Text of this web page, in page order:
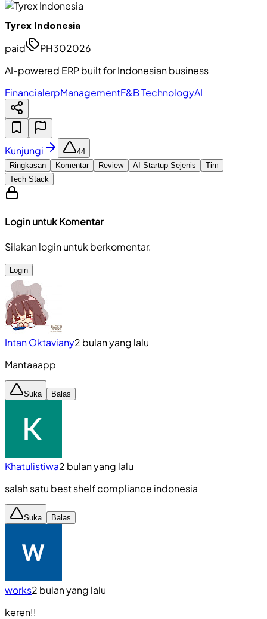
Tyrex Indonesia
paid
PH302026
AI-powered ERP built for Indonesian business
FinancialerpManagementF&B TechnologyAI
Kunjungi
44
Ringkasan
Komentar Review AI Startup Sejenis
Tim
Tech Stack
Login untuk Komentar
Silakan login untuk berkomentar.
Login
Intan Oktaviany2 bulan yang lalu
Mantaaapp
Suka Balas
Khatulistiwa2 bulan yang lalu
salah satu best shelf compliance indonesia
Suka Balas
works2 bulan yang lalu
keren!!